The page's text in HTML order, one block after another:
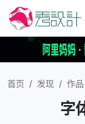
首页 发现 作品
字